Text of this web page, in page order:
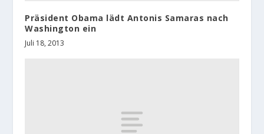
Präsident Obama lädt Antonis Samaras nach
Washington ein
Juli 18, 2013